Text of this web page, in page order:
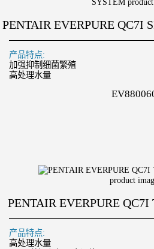
PENTAIR EVERPURE QC7I
产品特点:
加强抑制细菌繁殖
高处理水量
PENTAIR EVERPURE
产品特点:
高处理水量